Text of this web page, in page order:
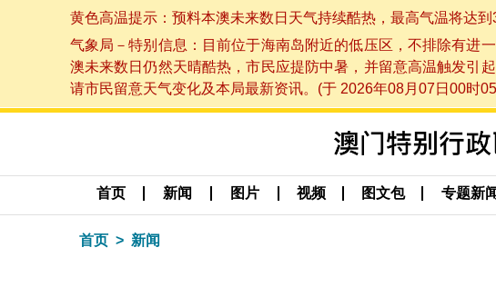
黄色高温提示：预料本澳未来数日天气持续酷热，最高气温将达
气象局－特别信息：目前位于海南岛附近的低压区，不排除有进
澳未来数日仍然天晴酷热，市民应提防中暑，并留意高温触发引
请市民留意天气变化及本局最新资讯。(于 2026年08月07日00时
首页 新闻 图片 视频 图文包 专题新
首页 新闻